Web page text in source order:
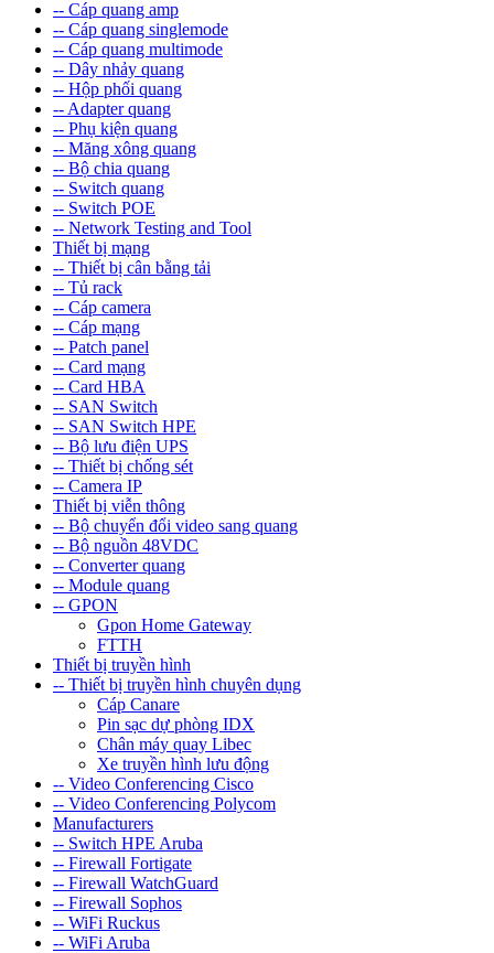
-- Cáp quang amp
-- Cáp quang singlemode
-- Cáp quang multimode
-- Dây nhảy quang
-- Hộp phối quang
-- Adapter quang
-- Phụ kiện quang
-- Măng xông quang
-- Bộ chia quang
-- Switch quang
-- Switch POE
-- Network Testing and Tool
Thiết bị mạng
-- Thiết bị cân bằng tải
-- Tủ rack
-- Cáp camera
-- Cáp mạng
-- Patch panel
-- Card mạng
-- Card HBA
-- SAN Switch
-- SAN Switch HPE
-- Bộ lưu điện UPS
-- Thiết bị chống sét
-- Camera IP
Thiết bị viễn thông
-- Bộ chuyển đổi video sang quang
-- Bộ nguồn 48VDC
-- Converter quang
-- Module quang
-- GPON
Gpon Home Gateway
FTTH
Thiết bị truyền hình
-- Thiết bị truyền hình chuyên dụng
Cáp Canare
Pin sạc dự phòng IDX
Chân máy quay Libec
Xe truyền hình lưu động
-- Video Conferencing Cisco
-- Video Conferencing Polycom
Manufacturers
-- Switch HPE Aruba
-- Firewall Fortigate
-- Firewall WatchGuard
-- Firewall Sophos
-- WiFi Ruckus
-- WiFi Aruba